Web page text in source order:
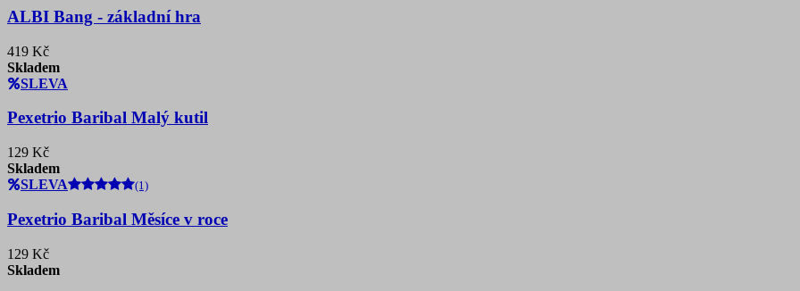
ALBI Bang - základní hra
419 Kč
Skladem
SLEVA
Pexetrio Baribal Malý kutil
129 Kč
Skladem
SLEVA
(1)
Pexetrio Baribal Měsíce v roce
129 Kč
Skladem